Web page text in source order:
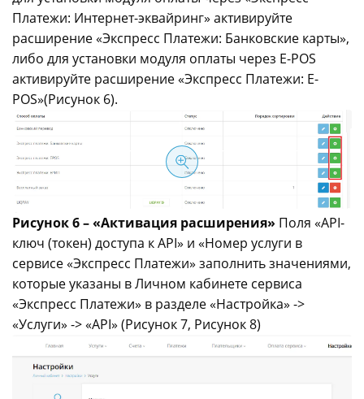
Платежи: Интернет-эквайринг» активируйте
расширение «Экспресс Платежи: Банковские карты»,
либо для установки модуля оплаты через E-POS
активируйте расширение «Экспресс Платежи: E-
POS»(Рисунок 6).
Рисунок 6 – «Активация расширения» Поля «API-
ключ (токен) доступа к API» и «Номер услуги в
сервисе «Экспресс Платежи» заполнить значениями,
которые указаны в Личном кабинете сервиса
«Экспресс Платежи» в разделе «Настройка» ->
«Услуги» -> «API» (Рисунок 7, Рисунок 8)